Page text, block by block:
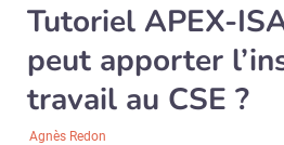
Tutoriel APEX-
peut apporter
travail au CSE ?
Agnès Redon